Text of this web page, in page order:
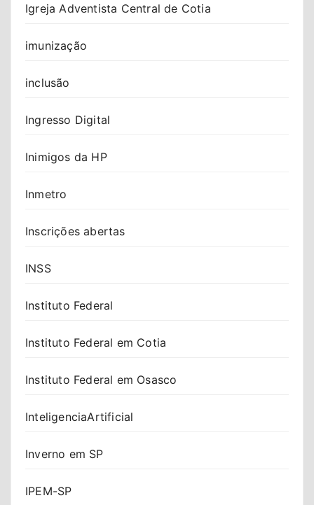
Igreja Adventista Central de Cotia
imunização
inclusão
Ingresso Digital
Inimigos da HP
Inmetro
Inscrições abertas
INSS
Instituto Federal
Instituto Federal em Cotia
Instituto Federal em Osasco
InteligenciaArtificial
Inverno em SP
IPEM-SP